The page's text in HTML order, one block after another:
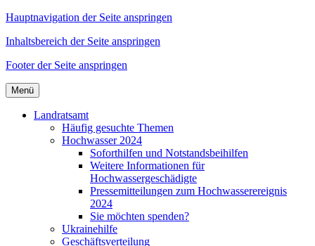
Hauptnavigation der Seite anspringen
Inhaltsbereich der Seite anspringen
Footer der Seite anspringen
Menü
Landratsamt
Häufig gesuchte Themen
Hochwasser 2024
Soforthilfen und Notstandsbeihilfen
Weitere Informationen für
Hochwassergeschädigte
Pressemitteilungen zum Hochwasserereignis
2024
Sie möchten spenden?
Ukrainehilfe
Geschäftsverteilung